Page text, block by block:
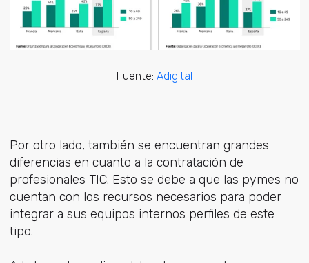
Fuente: Adigital
Por otro lado, también se encuentran grandes
diferencias en cuanto a la contratación de
profesionales TIC. Esto se debe a que las pymes no
cuentan con los recursos necesarios para poder
integrar a sus equipos internos perfiles de este
tipo.